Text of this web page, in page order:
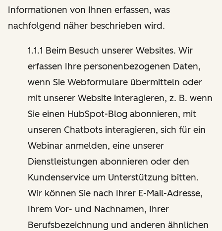
Informationen von Ihnen erfassen, was
nachfolgend näher beschrieben wird.
1.1.1 Beim Besuch unserer Websites. Wir
erfassen Ihre personenbezogenen Daten,
wenn Sie Webformulare übermitteln oder
mit unserer Website interagieren, z. B. wenn
Sie einen HubSpot-Blog abonnieren, mit
unseren Chatbots interagieren, sich für ein
Webinar anmelden, eine unserer
Dienstleistungen abonnieren oder den
Kundenservice um Unterstützung bitten.
Wir können Sie nach Ihrer E-Mail-Adresse,
Ihrem Vor- und Nachnamen, Ihrer
Berufsbezeichnung und anderen ähnlichen